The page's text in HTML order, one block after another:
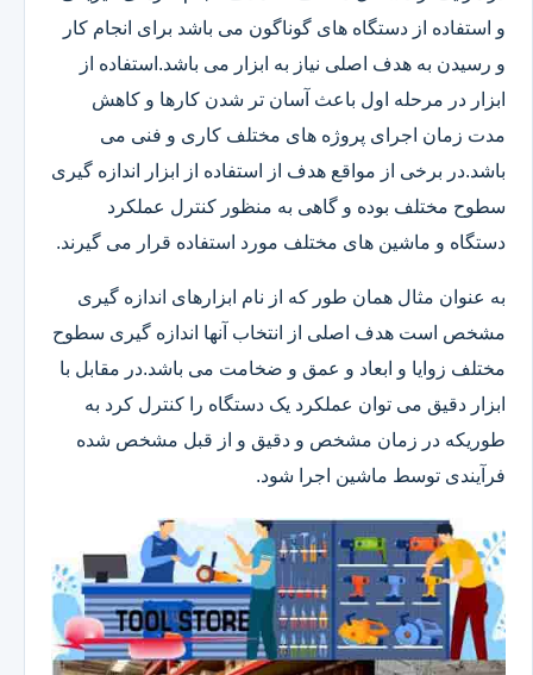
و استفاده از دستگاه های گوناگون می باشد برای انجام کار
و رسیدن به هدف اصلی نیاز به ابزار می باشد.استفاده از
ابزار در مرحله اول باعث آسان تر شدن کارها و کاهش
مدت زمان اجرای پروژه های مختلف کاری و فنی می
باشد.در برخی از مواقع هدف از استفاده از ابزار اندازه گیری
سطوح مختلف بوده و گاهی به منظور کنترل عملکرد
دستگاه و ماشین های مختلف مورد استفاده قرار می گیرند.
به عنوان مثال همان طور که از نام ابزارهای اندازه گیری
مشخص است هدف اصلی از انتخاب آنها اندازه گیری سطوح
مختلف زوایا و ابعاد و عمق و ضخامت می باشد.در مقابل با
ابزار دقیق می توان عملکرد یک دستگاه را کنترل کرد به
طوریکه در زمان مشخص و دقیق و از قبل مشخص شده
فرآیندی توسط ماشین اجرا شود.